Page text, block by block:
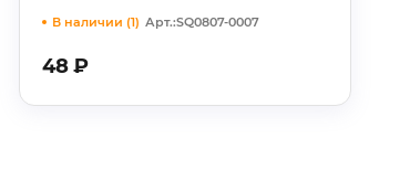
Арт.:SQ0807-0007
В наличии (1)
48₽